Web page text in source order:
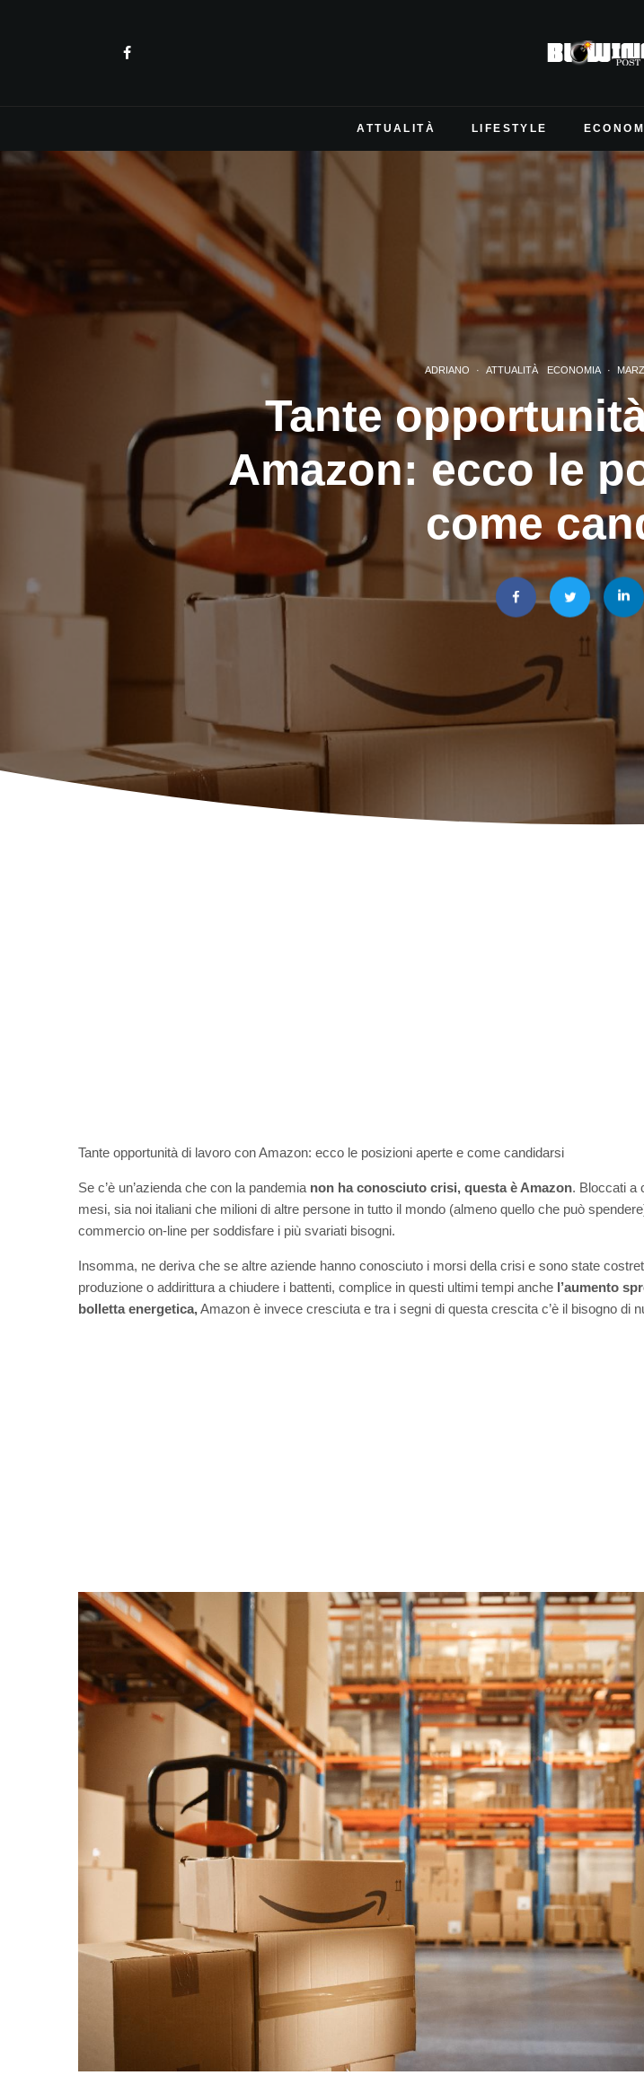
ATTUALITÀ LIFESTYLE
ADRIANO · ATTUALITÀ ECONOMIA ·
Tante
Amazon: ecco le
come
Tante opportunità di lavoro con Amazon: ecco le posizioni aperte e come candidarsi
Se c’è un’azienda che con la pandemia non ha conosciuto crisi, questa è Amazon. Bloccati a
mesi, sia noi italiani che milioni di altre persone in tutto il mondo (almeno quello che può
commercio on-line per soddisfare i più svariati bisogni.
Insomma, ne deriva che se altre aziende hanno conosciuto i morsi della crisi e sono state
produzione o addirittura a chiudere i battenti, complice in questi ultimi tempi anche l’aumento
bolletta energetica,Amazon è invece cresciuta e tra i segni di questa crescita c’è il bisogno di